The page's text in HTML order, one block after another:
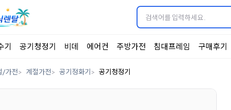
기 공기청정기 비데 에어컨 주방가전 침대프레임 구매후기
/가전 계절가전 공기정화기 공기청정기